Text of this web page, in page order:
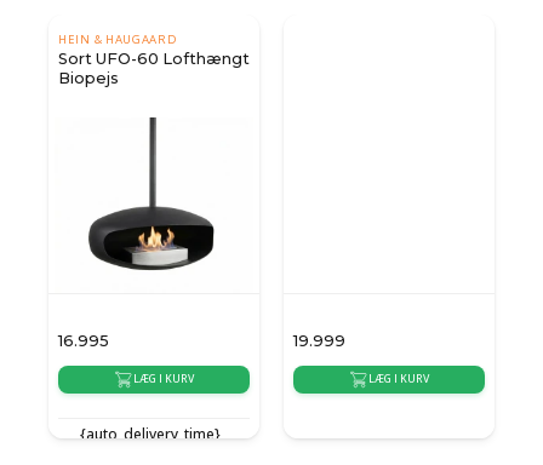
HEIN & HAUGAARD
Sort UFO-60 Lofthængt
Biopejs
16.995
LÆG I KURV
{auto_delivery_time}
19.999
LÆG I KURV